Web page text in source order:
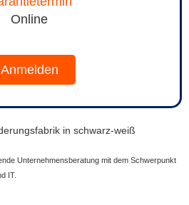
Online
Anmelden
Unternehmensberatung mit dem Schwerpunkt
IT.